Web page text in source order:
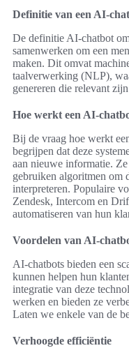
Definitie van een AI-
De definitie AI-chatbot
samenwerken om een
maken. Dit omvat
taalverwerking (NLP),
genereren die relevant
Hoe werkt een AI-
Bij de vraag hoe werkt
begrijpen dat deze
aan nieuwe informatie.
gebruiken algoritmen om
interpreteren. Populaire
Zendesk, Intercom en
automatiseren van hun
Voordelen van AI-
AI-chatbots bieden een
kunnen helpen hun
integratie van deze
werken en bieden ze
Laten we enkele van de
Verhoogde efficiëntie